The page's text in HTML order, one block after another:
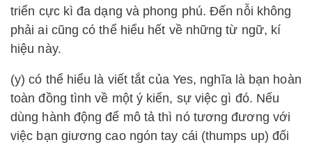
triển cực kì đa dạng và phong phú. Đến nỗi không
phải ai cũng có thể hiểu hết về những từ ngữ, kí
hiệu này.
(y) có thể hiểu là viết tắt của Yes, nghĩa là bạn hoàn
toàn đồng tình về một ý kiến, sự việc gì đó. Nếu
dùng hành động để mô tả thì nó tương đương với
việc bạn giương cao ngón tay cái (thumps up) đối